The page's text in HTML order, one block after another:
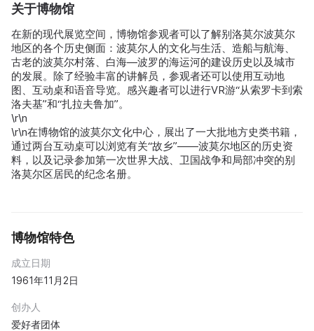
关于博物馆
在新的现代展览空间，博物馆参观者可以了解别洛莫尔波莫尔
地区的各个历史侧面：波莫尔人的文化与生活、造船与航海、
古老的波莫尔村落、白海—波罗的海运河的建设历史以及城市
的发展。除了经验丰富的讲解员，参观者还可以使用互动地
图、互动桌和语音导览。感兴趣者可以进行VR游“从索罗卡到索
洛夫基”和“扎拉夫鲁加”。
\r\n
\r\n在博物馆的波莫尔文化中心，展出了一大批地方史类书籍，
通过两台互动桌可以浏览有关“故乡”——波莫尔地区的历史资
料，以及记录参加第一次世界大战、卫国战争和局部冲突的别
洛莫尔区居民的纪念名册。
博物馆特色
成立日期
1961年11月2日
创办人
爱好者团体